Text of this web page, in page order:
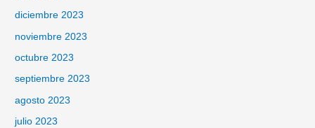
diciembre 2023
noviembre 2023
octubre 2023
septiembre 2023
agosto 2023
julio 2023